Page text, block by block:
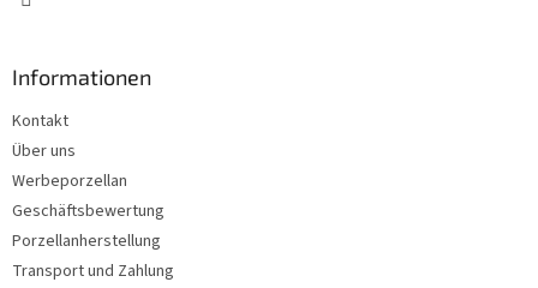
Informationen
Kontakt
Über uns
Werbeporzellan
Geschäftsbewertung
Porzellanherstellung
Transport und Zahlung